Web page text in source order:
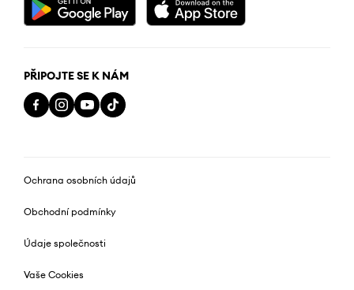
PŘIPOJTE SE K NÁM
Ochrana osobních údajů
Obchodní podmínky
Údaje společnosti
Vaše Cookies